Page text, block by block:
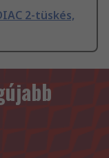
2-tüskés,